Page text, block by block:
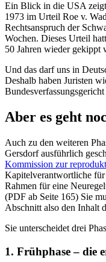
Ein Blick in die USA
1973 im Urteil Roe v.
Rechtsanspruch der
Wochen. Dieses Urteil
50 Jahren wieder gekippt
Und das darf uns in
Deshalb haben Juristen
Aber es geht
Auch zu den weiteren
Gersdorf ausführlich
Kommission zur
Kapitelverantwortliche für
Rahmen für eine
(PDF ab Seite 165) Sie
Abschnitt also den Inhalt
Sie unterscheidet drei
1. Frühphase– die